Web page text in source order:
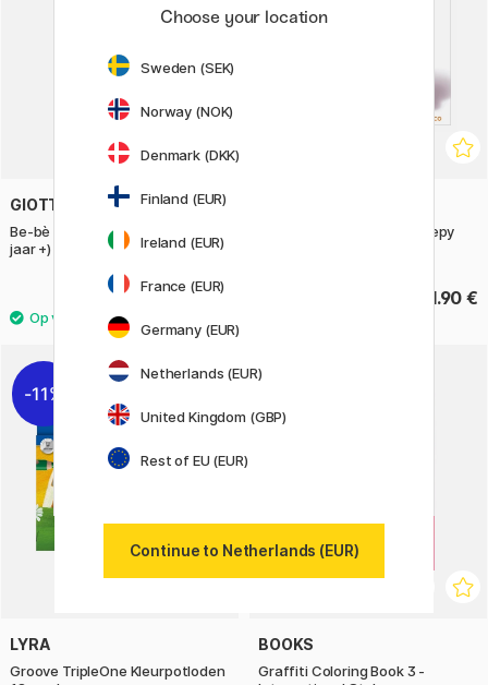
GIOTTO
Be-bè Kleurpotloden 6-set (2
jaar +)
16.50 €
Pop Manga: Cute and Creepy
21.90 €
11%
LYRA
Groove TripleOne Kleurpotloden
BOOKS
Graffiti Coloring Book 3 -
Choose your location
Sweden (SEK)
Norway (NOK)
Denmark (DKK)
Finland (EUR)
Ireland (EUR)
France (EUR)
Germany (EUR)
Netherlands (EUR)
United Kingdom (GBP)
Rest of EU (EUR)
Continue to Netherlands (EUR)